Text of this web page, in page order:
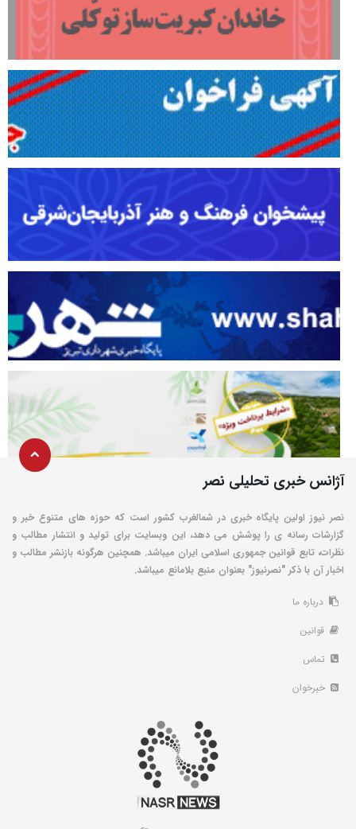
آژانس خبری تحلیلی نصر
نصر نیوز اولین پایگاه خبری در شمالغرب کشور است که حوزه های متنوع خبر و
گزارشات رسانه ی را پوشش می دهد، این وبسایت برای تولید و انتشار مطالب و
نظرات، تابع قوانین جمهوری اسلامی ایران میباشد. همچنین هرگونه بازنشر مطالب و
اخبار آن با ذکر "نصرنیوز" بعنوان منبع بلامانع میباشد.
درباره ما
قوانین
تماس
خبرخوان